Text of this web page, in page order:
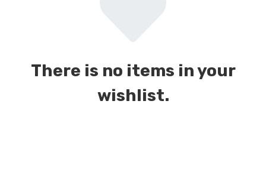
There is no items in your
wishlist.